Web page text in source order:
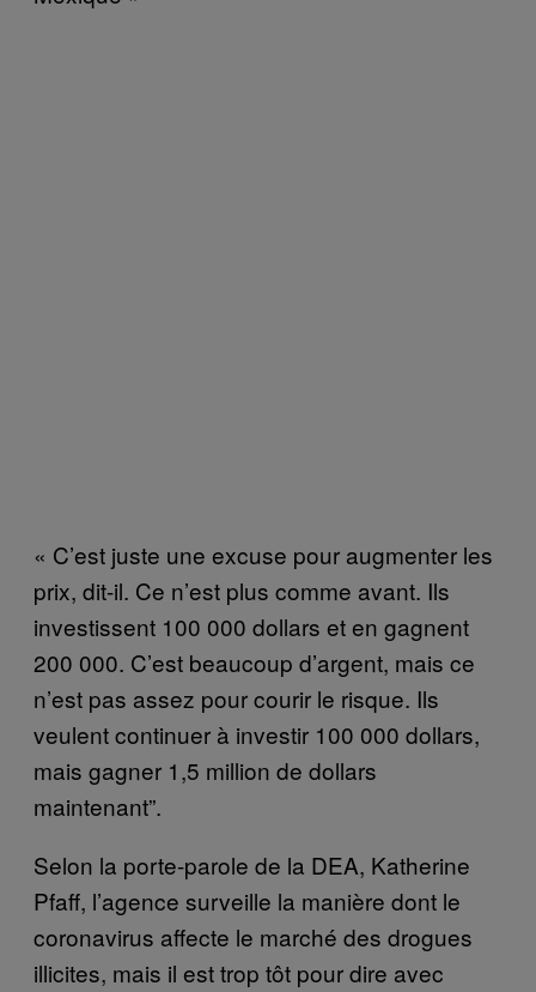
« C’est juste une excuse pour augmenter les
prix, dit-il. Ce n’est plus comme avant. Ils
investissent 100 000 dollars et en gagnent
200 000. C’est beaucoup d’argent, mais ce
n’est pas assez pour courir le risque. Ils
veulent continuer à investir 100 000 dollars,
mais gagner 1,5 million de dollars
maintenant”.
Selon la porte-parole de la DEA, Katherine
Pfaff, l’agence surveille la manière dont le
coronavirus affecte le marché des drogues
illicites, mais il est trop tôt pour dire avec